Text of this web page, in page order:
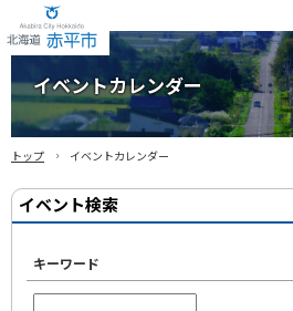
Akabira City Hokkaido 北海道 赤平
イベントカレンダー
トップ › イベントカレンダー
イベント検索
キーワード